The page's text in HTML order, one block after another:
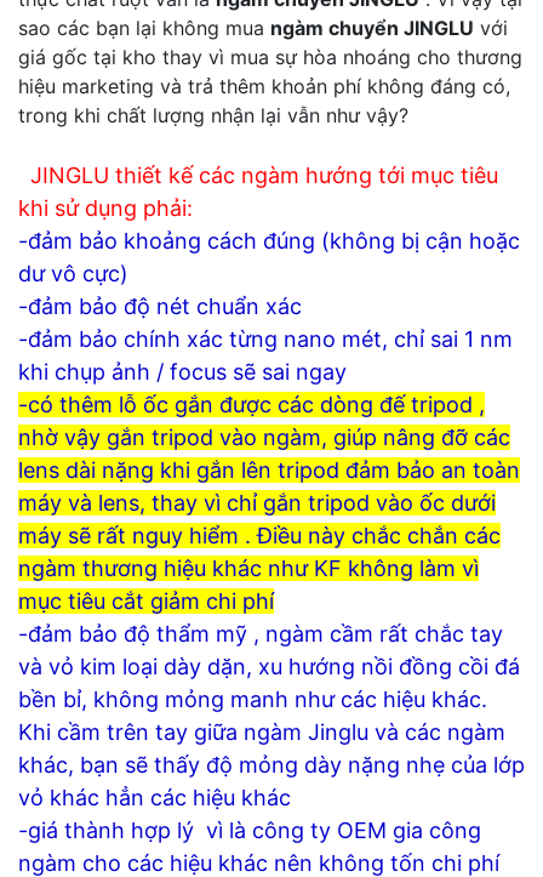
sao các bạn lại không mua ngàm chuyển JINGLU với
giá gốc tại kho thay vì mua sự hòa nhoáng cho thương
hiệu marketing và trả thêm khoản phí không đáng có,
trong khi chất lượng nhận lại vẫn như vậy?
JINGLU thiết kế các ngàm hướng tới mục tiêu
khi sử dụng phải:
-đảm bảo khoảng cách đúng (không bị cận hoặc
dư vô cực)
-đảm bảo độ nét chuẩn xác
-đảm bảo chính xác từng nano mét, chỉ sai 1 nm
khi chụp ảnh / focus sẽ sai ngay
-có thêm lỗ ốc gắn được các dòng đế tripod ,
nhờ vậy gắn tripod vào ngàm, giúp nâng đỡ các
lens dài nặng khi gắn lên tripod đảm bảo an toàn
máy và lens, thay vì chỉ gắn tripod vào ốc dưới
máy sẽ rất nguy hiểm . Điều này chắc chắn các
ngàm thương hiệu khác như KF không làm vì
mục tiêu cắt giảm chi phí
-đảm bảo độ thẩm mỹ , ngàm cầm rất chắc tay
và vỏ kim loại dày dặn, xu hướng nồi đồng cồi đá
bền bỉ, không mỏng manh như các hiệu khác.
Khi cầm trên tay giữa ngàm Jinglu và các ngàm
khác, bạn sẽ thấy độ mỏng dày nặng nhẹ của lớp
vỏ khác hẳn các hiệu khác
-giá thành hợp lý vì là công ty OEM gia công
ngàm cho các hiệu khác nên không tốn chi phí